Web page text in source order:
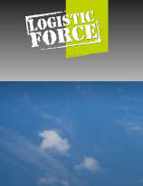
Logistic
Force